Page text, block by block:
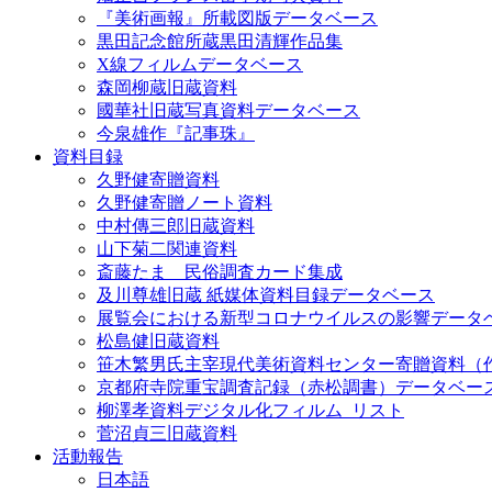
『美術画報』所載図版データベース
黒田記念館所蔵黒田清輝作品集
X線フィルムデータベース
森岡柳蔵旧蔵資料
國華社旧蔵写真資料データベース
今泉雄作『記事珠』
資料目録
久野健寄贈資料
久野健寄贈ノート資料
中村傳三郎旧蔵資料
山下菊二関連資料
斎藤たま 民俗調査カード集成
及川尊雄旧蔵 紙媒体資料目録データベース
展覧会における新型コロナウイルスの影響データ
松島健旧蔵資料
笹木繁男氏主宰現代美術資料センター寄贈資料（
京都府寺院重宝調査記録（赤松調書）データベー
柳澤孝資料デジタル化フィルム_リスト
菅沼貞三旧蔵資料
活動報告
日本語